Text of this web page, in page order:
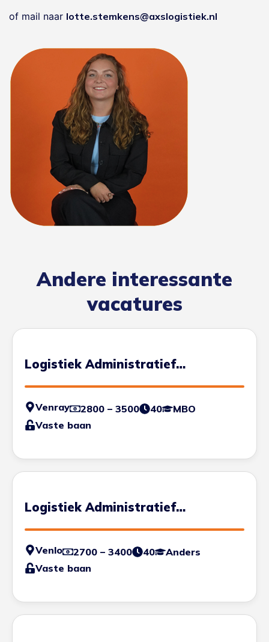
of mail naar lotte.stemkens@axslogistiek.nl
Andere interessante
vacatures
Logistiek Administratief
Medewerker
Venray 2800 – 3500 40
MBO
Vaste baan
Logistiek Administratief
Medewerker
Venlo 2700 – 3400 40
Anders
Vaste baan